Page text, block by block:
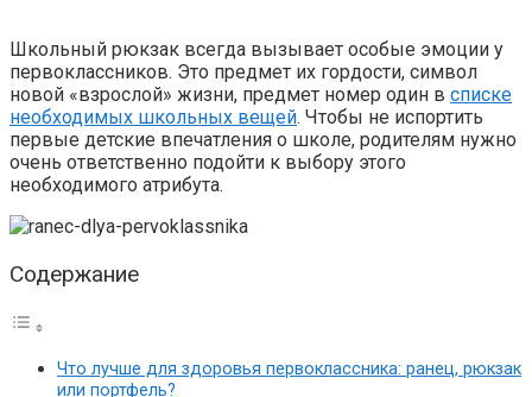
Школьный рюкзак всегда вызывает особые эмоции у
первоклассников. Это предмет их гордости, символ
новой «взрослой» жизни, предмет номер один в списке
необходимых школьных вещей. Чтобы не испортить
первые детские впечатления о школе, родителям нужно
очень ответственно подойти к выбору этого
необходимого атрибута.
Содержание
Что лучше для здоровья первоклассника: ранец, рюкзак
или портфель?